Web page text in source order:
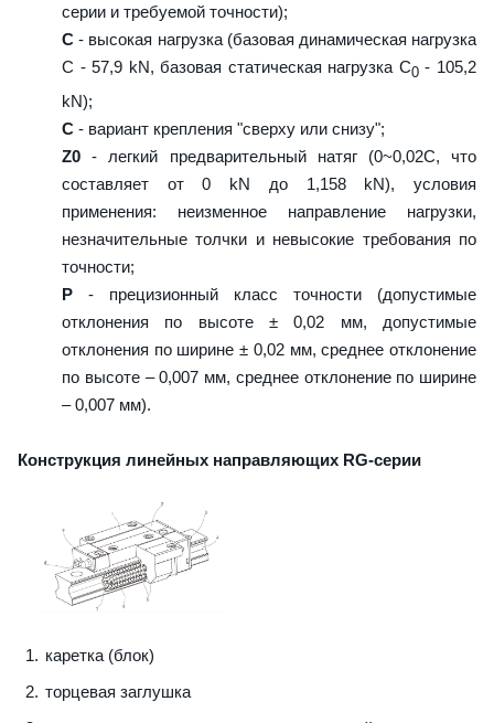
серии и требуемой точности);
C - высокая нагрузка (базовая динамическая нагрузка
C - 57,9 kN, базовая статическая нагрузка С0- 105,2
kN);
C - вариант крепления "сверху или снизу";
Z0 - легкий предварительный натяг (0~0,02C, что
составляет от 0 kN до 1,158 kN), условия
применения: неизменное направление нагрузки,
незначительные толчки и невысокие требования по
точности;
P - прецизионный класс точности (допустимые
отклонения по высоте ± 0,02 мм, допустимые
отклонения по ширине ± 0,02 мм, среднее отклонение
по высоте – 0,007 мм, среднее отклонение по ширине
– 0,007 мм).
Конструкция линейных направляющих RG-серии
каретка (блок)
торцевая заглушка